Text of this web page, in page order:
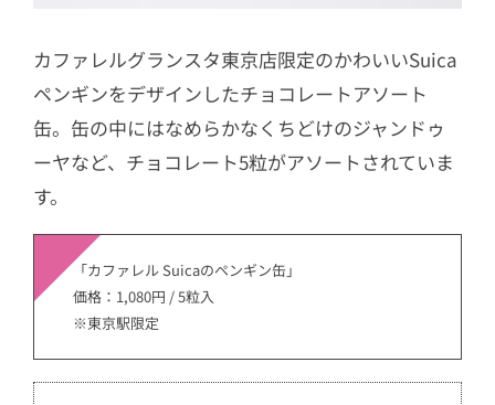
カファレルグランスタ東京店限定のかわいいSuica
ペンギンをデザインしたチョコレートアソート
缶。缶の中にはなめらかなくちどけのジャンドゥ
ーヤなど、チョコレート5粒がアソートされていま
す。
「カファレル Suicaのペンギン缶」
価格：1,080円 / 5粒入
※東京駅限定